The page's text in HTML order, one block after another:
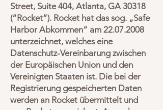
Street, Suite 404, Atlanta, GA 30318
(“Rocket”). Rocket hat das sog. „Safe
Harbor Abkommen“ am 22.07.2008
unterzeichnet, welches eine
Datenschutz-Vereinbarung zwischen
der Europäischen Union und den
Vereinigten Staaten ist. Die bei der
Registrierung gespeicherten Daten
werden an Rocket übermittelt und